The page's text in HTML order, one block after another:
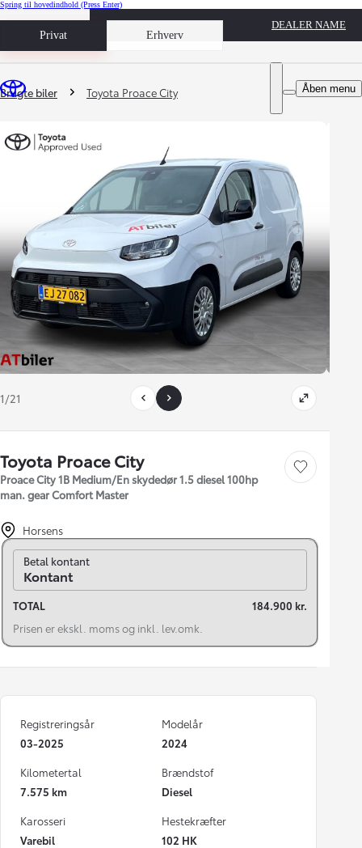
Spring til hovedindhold (Press Enter)
Privat Erhverv
Book prøvetur
DEALER NAME
Åben menu
Du er her
Brugte biler Toyota Proace City
1/21
Toyota Proace City
Proace City 1B Medium/En skydedør 1.5 diesel 100hp
man. gear Comfort Master
Gem bil
Horsens
Skift til finansiering
Betal kontant
Kontant
TOTAL
184.900 kr.
Prisen er ekskl. moms og inkl. lev.omk.
Registreringsår
03-2025
Modelår
2024
Kilometertal
7.575 km
Brændstof
Diesel
Karosseri
Varebil
Hestekræfter
102 HK